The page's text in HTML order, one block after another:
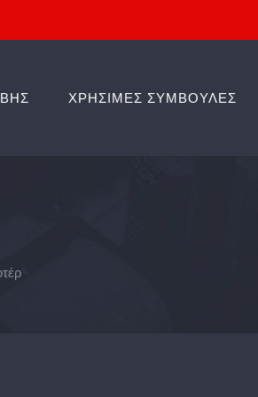
ΧΡΗΣΙΜΕΣ ΣΥΜΒΟΥΛΕΣ